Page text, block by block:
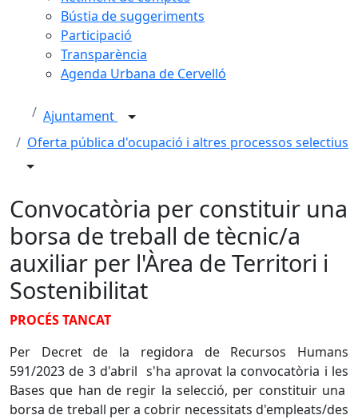
Bústia de suggeriments
Participació
Transparència
Agenda Urbana de Cervelló
Ajuntament
Oferta pública d'ocupació i altres processos selectius
Convocatòria per constituir una
borsa de treball de tècnic/a
auxiliar per l'Àrea de Territori i
Sostenibilitat
PROCÉS TANCAT
Per Decret de la regidora de Recursos Humans
591/2023 de 3 d'abril s'ha aprovat la convocatòria i les
Bases que han de regir la selecció, per constituir una
borsa de treball per a cobrir necessitats d'empleats/des